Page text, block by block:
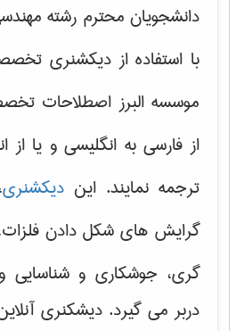
دانشجویان محترم رشته
با استفاده از دیکشنری
موسسه البرز اصطلاحات
از فارسی به انگلیسی و یا از
ترجمه نمایند. این دیکشنری
گرایش های شکل دادن
گری، جوشکاری و شناسایی
دربر می گیرد. دیشکنری